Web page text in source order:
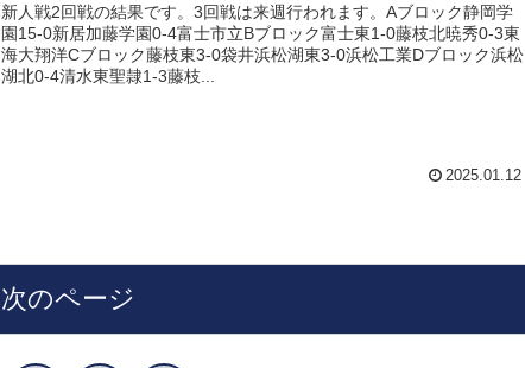
新人戦2回戦の結果です。3回戦は来週行われます。Aブロック静岡学
園15-0新居加藤学園0-4富士市立Bブロック富士東1-0藤枝北暁秀0-3東
海大翔洋Cブロック藤枝東3-0袋井浜松湖東3-0浜松工業Dブロック浜松
湖北0-4清水東聖隷1-3藤枝...
2025.01.12
次のページ